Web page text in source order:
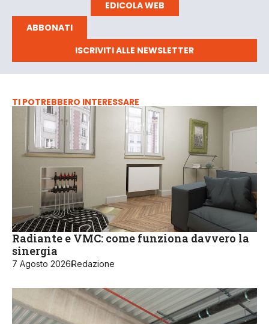
EDICOLA WEB
ABBONATI
ISCRIVITI ALLE NEWSLETTER
TI POTREBBERO INTERESSARE
Radiante e VMC: come funziona davvero la
sinergia
7 Agosto 2026Redazione